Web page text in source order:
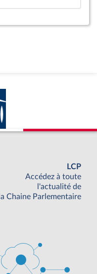
LCP
Accédez à toute
l'actualité de
la Chaine Parlementaire